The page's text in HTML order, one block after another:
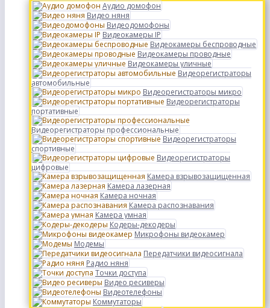
Аудио домофон
Видео няня
Видеодомофоны
Видеокамеры IP
Видеокамеры беспроводные
Видеокамеры проводные
Видеокамеры уличные
Видеорегистраторы
автомобильные
Видеорегистраторы микро
Видеорегистраторы
портативные
Видеорегистраторы профессиональные
Видеорегистраторы
спортивные
Видеорегистраторы
цифровые
Камера взрывозащищенная
Камера лазерная
Камера ночная
Камера распознавания
Камера умная
Кодеры-декодеры
Микрофоны видеокамер
Модемы
Передатчики видеосигнала
Радио няня
Точки доступа
Видео ресиверы
Видеотелефоны
Коммутаторы